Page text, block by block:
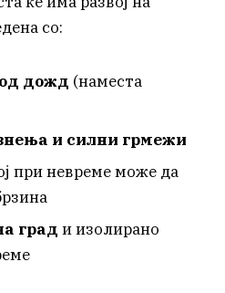
со:
дожд (наместа
и силни грмежи
при невреме може да
град и изолирано